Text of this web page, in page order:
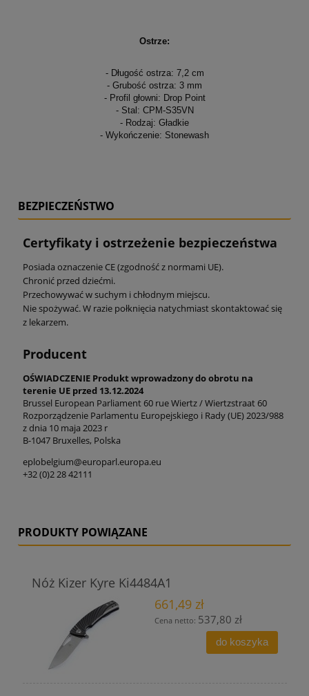
Ostrze:
- Długość ostrza: 7,2 cm
- Grubość ostrza: 3 mm
- Profil głowni: Drop Point
- Stal: CPM-S35VN
- Rodzaj: Gładkie
- Wykończenie: Stonewash
BEZPIECZEŃSTWO
Certyfikaty i ostrzeżenie bezpieczeństwa
Posiada oznaczenie CE (zgodność z normami UE).
Chronić przed dziećmi.
Przechowywać w suchym i chłodnym miejscu.
Nie spożywać. W razie połknięcia natychmiast skontaktować się
z lekarzem.
Producent
OŚWIADCZENIE Produkt wprowadzony do obrotu na
terenie UE przed 13.12.2024
Brussel European Parliament 60 rue Wiertz / Wiertzstraat 60
Rozporządzenie Parlamentu Europejskiego i Rady (UE) 2023/988
z dnia 10 maja 2023 r
B-1047 Bruxelles, Polska
eplobelgium@europarl.europa.eu
+32 (0)2 28 42111
PRODUKTY POWIĄZANE
Nóż Kizer Kyre Ki4484A1
661,49 zł
Cena netto: 537,80 zł
do koszyka